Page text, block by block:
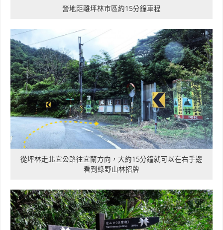
營地距離坪林市區約15分鐘車程
從坪林走北宜公路往宜蘭方向，大約15分鐘就可以在右手邊
看到綠野山林招牌